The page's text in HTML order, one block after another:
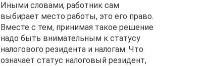
Иными словами, работник сам
выбирает место работы, это его право.
Вместе с тем, принимая такое решение
надо быть внимательным к статусу
налогового резидента и налогам. Что
означает статус налоговый резидент,